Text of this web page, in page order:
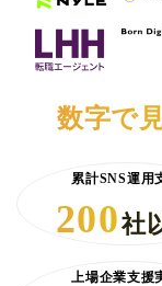
数字で
累計SNS運用
200社
上場企業支援